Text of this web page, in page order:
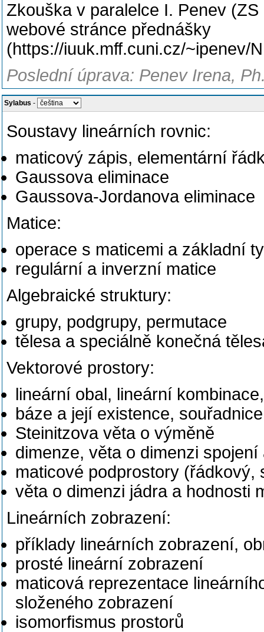
Zkouška v paralelce I. Penev
webové stránce přednášky
(https://iuuk.mff.cuni.cz/~ipenev/
Poslední úprava: Penev Irena,
Sylabus -
Soustavy lineárních rovnic:
maticový zápis, elementární
Gaussova eliminace
Gaussova-Jordanova eliminace
Matice:
operace s maticemi a základní
regulární a inverzní matice
Algebraické struktury:
grupy, podgrupy, permutace
tělesa a speciálně konečná
Vektorové prostory:
lineární obal, lineární
báze a její existence, souřadnice
Steinitzova věta o výměně
dimenze, věta o dimenzi
maticové podprostory (řádkový,
věta o dimenzi jádra a hodnosti
Lineárních zobrazení:
příklady lineárních zobrazení,
prosté lineární zobrazení
maticová reprezentace
složeného zobrazení
isomorfismus prostorů